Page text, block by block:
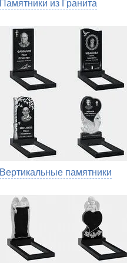
Памятники из Гранита
Вертикальные памятники